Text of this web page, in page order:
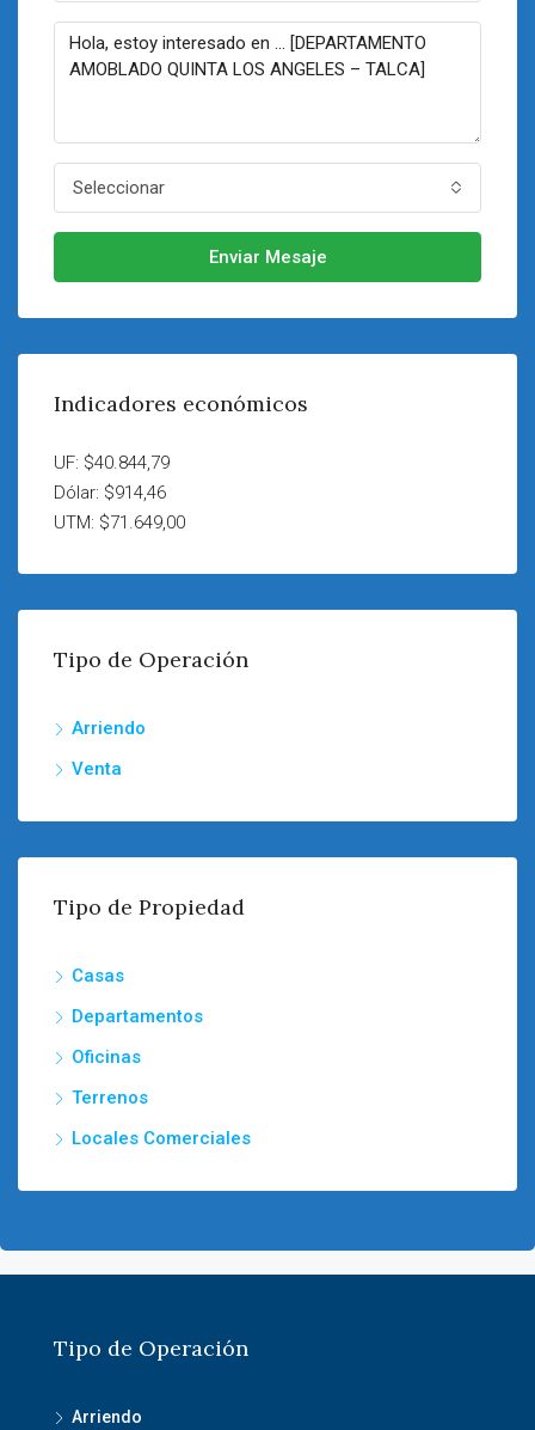
Seleccionar
Enviar Mesaje
Indicadores económicos
UF: $40.844,79
Dólar: $914,46
UTM: $71.649,00
Tipo de Operación
Arriendo
Venta
Tipo de Propiedad
Casas
Departamentos
Oficinas
Terrenos
Locales Comerciales
Tipo de Operación
Arriendo